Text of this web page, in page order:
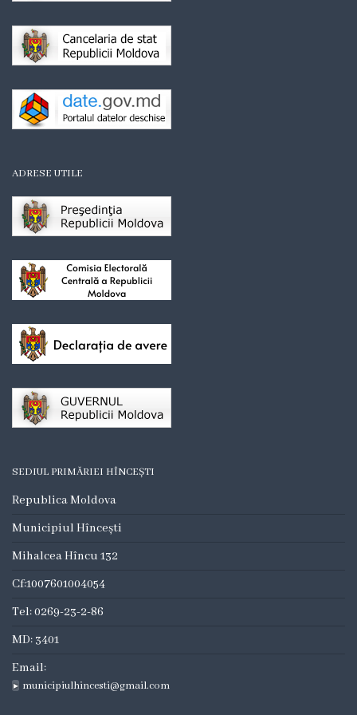
Mediator
comunitar
Control
managerial
Consiliul
Secretarul
Consiliului
Consilieri
Comisii
specialitate
Deciziile
consiliului
Regulamente
Procese
Verbale
Dezvoltare
ADRESE UTILE
SEDIUL PRIMĂRIEI HÎNCEȘTI
Republica Moldova
Municipiul Hîncești
Mihalcea Hîncu 132
Cf:1007601004054
Tel: 0269-23-2-86
MD: 3401
Email:
municipiulhincesti@gmail.com